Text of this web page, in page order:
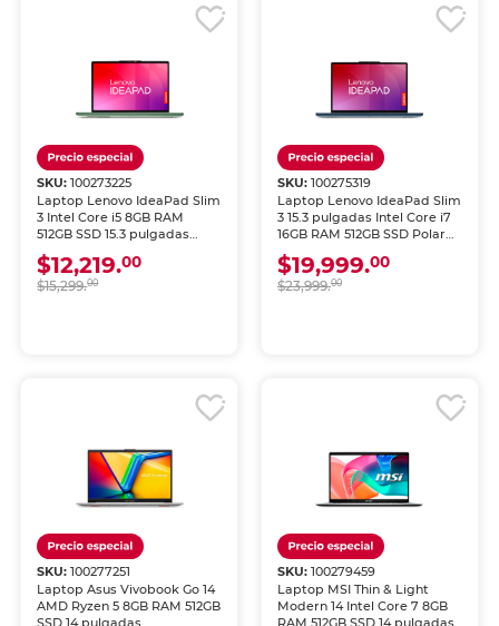
SKU:100273225
Laptop Lenovo IdeaPad Slim
3 Intel Core i5 8GB RAM
512GB SSD 15.3 pulgadas
Verde
$12,219.00
$15,299.00
SKU: 100275319
Laptop Lenovo IdeaPad Slim
3 15.3 pulgadas Intel Core i7
16GB RAM 512GB SSD Polar
Blue
$19,999.00
$23,999.00
SKU:100277251
Laptop Asus Vivobook Go 14
AMD Ryzen 5 8GB RAM 512GB
SSD 14 pulgadas
SKU: 100279459
Laptop MSI Thin & Light
Modern 14 Intel Core 7 8GB
RAM 512GB SSD 14 pulgadas